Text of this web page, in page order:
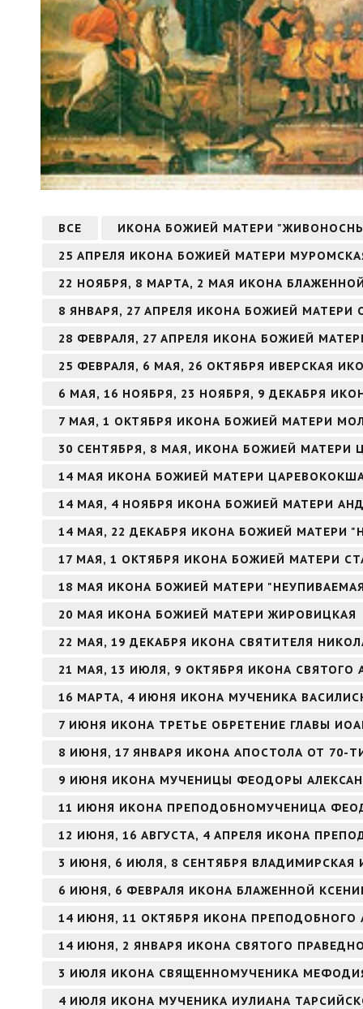
ВСЕ
ИКОНА БОЖИЕЙ МАТЕРИ
25 АПРЕЛЯ ИКОНА БОЖИЕЙ МАТЕРИ
22 НОЯБРЯ, 8 МАРТА, 2 МАЯ ИКОНА
8 ЯНВАРЯ, 27 АПРЕЛЯ ИКОНА БОЖИЕЙ МАТЕРИ
28 ФЕВРАЛЯ, 27 АПРЕЛЯ ИКОНА БОЖИЕЙ
25 ФЕВРАЛЯ, 6 МАЯ, 26 ОКТЯБРЯ ИВЕРСКАЯ
6 МАЯ, 16 НОЯБРЯ, 23 НОЯБРЯ, 9 ДЕКАБРЯ
7 МАЯ, 1 ОКТЯБРЯ ИКОНА БОЖИЕЙ МАТЕРИ
30 СЕНТЯБРЯ, 8 МАЯ, ИКОНА БОЖИЕЙ МАТЕРИ
14 МАЯ ИКОНА БОЖИЕЙ МАТЕРИ
14 МАЯ, 4 НОЯБРЯ ИКОНА БОЖИЕЙ МАТЕРИ
14 МАЯ, 22 ДЕКАБРЯ ИКОНА БОЖИЕЙ МАТЕРИ
17 МАЯ, 1 ОКТЯБРЯ ИКОНА БОЖИЕЙ МАТЕРИ
18 МАЯ ИКОНА БОЖИЕЙ МАТЕРИ
20 МАЯ ИКОНА БОЖИЕЙ МАТЕРИ ЖИРОВИЦКАЯ
22 МАЯ, 19 ДЕКАБРЯ ИКОНА СВЯТИТЕЛЯ
21 МАЯ, 13 ИЮЛЯ, 9 ОКТЯБРЯ ИКОНА
16 МАРТА, 4 ИЮНЯ ИКОНА МУЧЕНИКА
7 ИЮНЯ ИКОНА ТРЕТЬЕ ОБРЕТЕНИЕ ГЛАВЫ
8 ИЮНЯ, 17 ЯНВАРЯ ИКОНА АПОСТОЛА ОТ 70-
9 ИЮНЯ ИКОНА МУЧЕНИЦЫ ФЕОДОРЫ
11 ИЮНЯ ИКОНА ПРЕПОДОБНОМУЧЕНИЦА
12 ИЮНЯ, 16 АВГУСТА, 4 АПРЕЛЯ ИКОНА
3 ИЮНЯ, 6 ИЮЛЯ, 8 СЕНТЯБРЯ
6 ИЮНЯ, 6 ФЕВРАЛЯ ИКОНА БЛАЖЕННОЙ
14 ИЮНЯ, 11 ОКТЯБРЯ ИКОНА ПРЕПОДОБНОГО
14 ИЮНЯ, 2 ЯНВАРЯ ИКОНА СВЯТОГО
3 ИЮЛЯ ИКОНА СВЯЩЕННОМУЧЕНИКА
4 ИЮЛЯ ИКОНА МУЧЕНИКА ИУЛИАНА